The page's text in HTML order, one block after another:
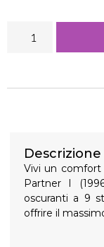
Vivi un comfort
Partner I
oscuranti a 9
offrire il